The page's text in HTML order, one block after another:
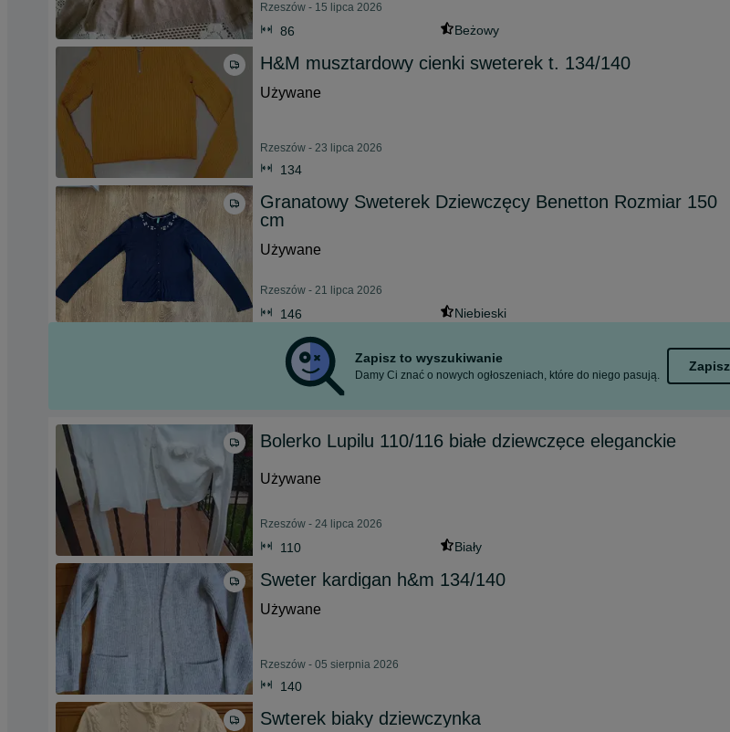
Rzeszów - 15 lipca 2026
86 Beżowy
H&M musztardowy cienki sweterek t. 134/140
Używane
Rzeszów - 23 lipca 2026
134
Granatowy Sweterek Dziewczęcy Benetton Rozmiar 150
cm
Używane
Rzeszów - 21 lipca 2026
146 Niebieski
Zapisz to wyszukiwanie
Damy Ci znać o nowych ogłoszeniach, które do niego pasują.
Zapisz
Bolerko Lupilu 110/116 białe dziewczęce eleganckie
Używane
Rzeszów - 24 lipca 2026
110 Biały
Sweter kardigan h&m 134/140
Używane
Rzeszów - 05 sierpnia 2026
140
Swterek biaky dziewczynka